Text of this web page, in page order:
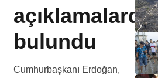
açıklamalarda
bulundu
Cumhurbaşkanı Erdoğan,